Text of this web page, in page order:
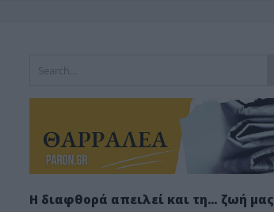
Η διαφθορά απειλεί και τη… ζωή μας